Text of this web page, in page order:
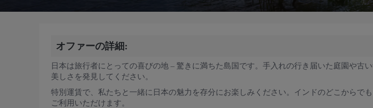
オファーの詳細:
日本は旅行者にとっての喜びの地 – 驚きに満ちた島国です。手入れの行き届いた庭園や古
美しさを発見してください。
特別運賃で、私たちと一緒に日本の魅力を存分にお楽しみください。インドのどこからで
ご利用いただけます。